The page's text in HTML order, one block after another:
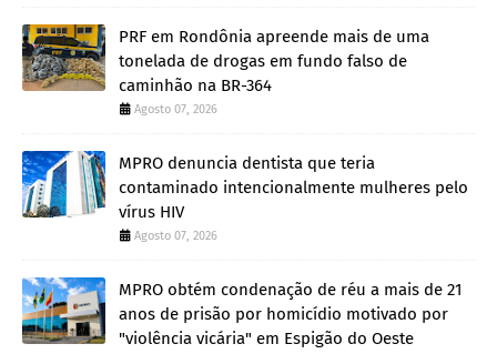
PRF em Rondônia apreende mais de uma
tonelada de drogas em fundo falso de
caminhão na BR-364
Agosto 07, 2026
MPRO denuncia dentista que teria
contaminado intencionalmente mulheres pelo
vírus HIV
Agosto 07, 2026
MPRO obtém condenação de réu a mais de 21
anos de prisão por homicídio motivado por
"violência vicária" em Espigão do Oeste